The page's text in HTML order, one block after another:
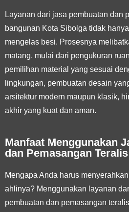
Layanan dari jasa pembuatan dan
bangunan Kota Sibolga tidak
mengelas besi. Prosesnya
matang, mulai dari pengukuran
pemilihan material yang sesuai
lingkungan, pembuatan desain
arsitektur modern maupun klasik,
akhir yang kuat dan aman.
Manfaat Menggunakan
dan Pemasangan Teralis
Mengapa Anda harus
ahlinya? Menggunakan layanan
pembuatan dan pemasangan